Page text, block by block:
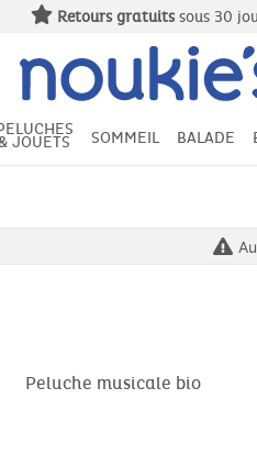
Retours gratuitssous 30
JOUETS SOMMEIL BALADE
Peluche musicale bio